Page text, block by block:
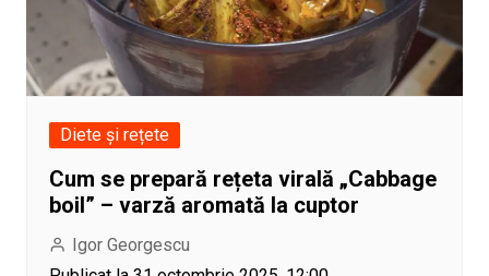
Diete și rețete
Cum se prepară rețeta virală „Cabbage
boil” – varză aromată la cuptor
Igor Georgescu